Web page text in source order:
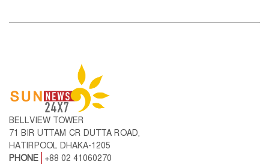
BELLVIEW TOWER
71 BIR UTTAM CR DUTTA ROAD,
HATIRPOOL DHAKA-1205
PHONE
+88 02 41060270